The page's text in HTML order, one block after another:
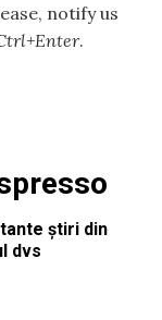
notify us
.
știri din
dvs